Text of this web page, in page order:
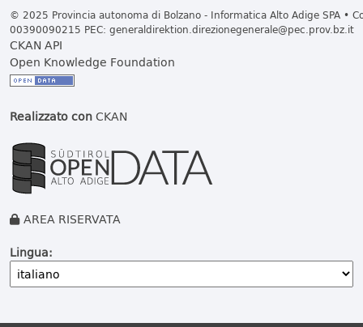
© 2025 Provincia autonoma di Bolzano - Informatica Alto Adige SPA •
00390090215 PEC: generaldirektion.direzionegenerale@pec.prov.bz.it
CKAN API
Open Knowledge Foundation
Realizzato conCKAN
AREA RISERVATA
Lingua